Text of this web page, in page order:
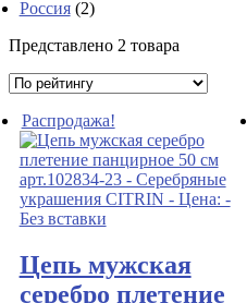
Россия (2)
Представлено 2 товара
Распродажа!
Цепь мужская
серебро плетение